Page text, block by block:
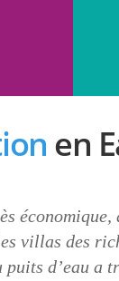
en
villas des
d’eau a